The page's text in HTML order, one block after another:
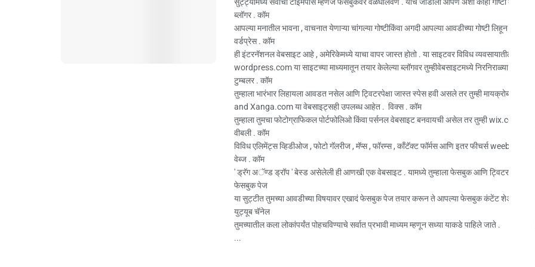
ब्लॉगर . कॉम
आपल्या मनातील भावना , वाचनात येणाऱ्या चांगल्या गोष्टीकिंवा अगदी आपल्या आवडीच्या गोष्टी
वर्डप्रेस . कॉम
ही इंटरनॅशनल वेबसाइट आहे , अमेरिकेमध्ये याचा वापर जास्त होतो . या साइटवर विविध व्यवसायातील
wordpress.com या साइटच्या माध्यमातून तयार केलेल्या ब्लॉगवर तुम्हीवेबसाइटमध्ये निरनिराळ्या
टुम्बलर . कॉम
तुम्हाला भारंभार लिहायला आवडत नसेल आणि ट्विटरपेक्षा जास्त स्पेस हवी असले तर तुम्ही
and Xanga.com या वेबसाइट्सही उपलब्ध आहेत . विक्स . कॉम
तुम्हाला तुमचा फोटोग्राफिकल पोर्टफोलिओ किंवा पर्सनल वेबसाइट बनवायची असेल तर तुम्ही
वीबली . कॉम
विविध एलिमेंट्स व्हिडीओज , फोटो गॅलरीज , मॅप्स , फॉरम्स , कॉंटॅक्ट फॉर्मस आणि इतर फीचर्स
वेब्ज . कॉम
' ड्रॅग अॅण्ड ड्रॉप ' बेस्ड असेलेली ही आणखी एक वेबसाइट . यामध्ये तुम्हाला फेसबुक आणि ट्विटर
फेसबुक पेज
या सुट्टीत तुमच्या आवडीच्या विषयावर एखादं फेसबुक पेज तयार करून ते आपल्या फेसबुक कंटेंट शेअर
युट्यूब चॅनेल
तुमच्यातील कला लोकांपर्यंत पोहचविण्याचे सर्वात प्रभावी माध्यम म्हणून सध्या याकडे पाहिले जाते .
...